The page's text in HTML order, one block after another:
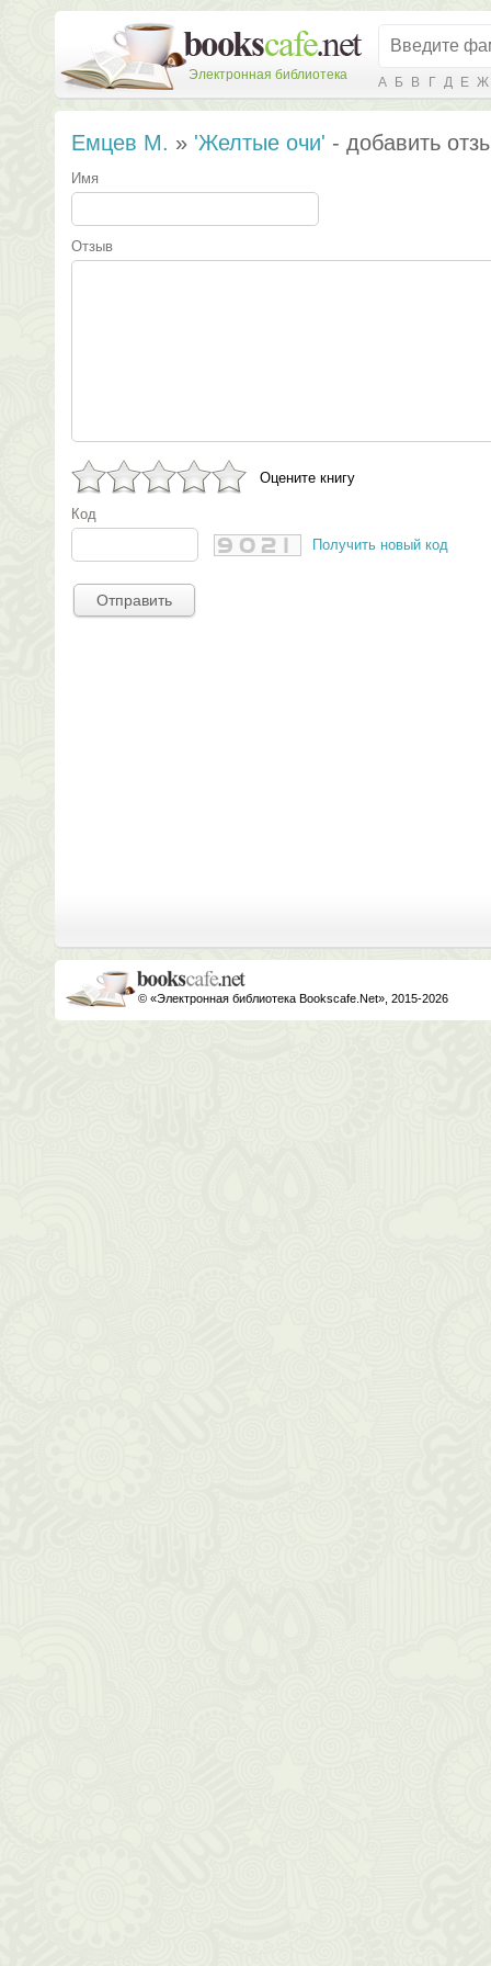
Электронная библиотека А Б В Г Д Е Ж
Емцев М. » 'Желтые очи' - добавить
Имя
Отзыв
Оцените книгу
Код
Получить новый код
Отправить
© «Электронная библиотека Bookscafe.Net», 2015-2026